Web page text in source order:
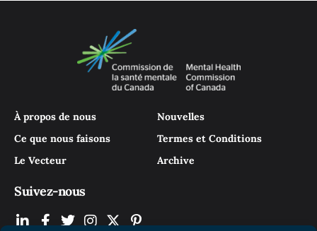
À propos de nous
Ce que nous faisons
Le Vecteur
Nouvelles
Termes et Conditions
Archive
Suivez-nous